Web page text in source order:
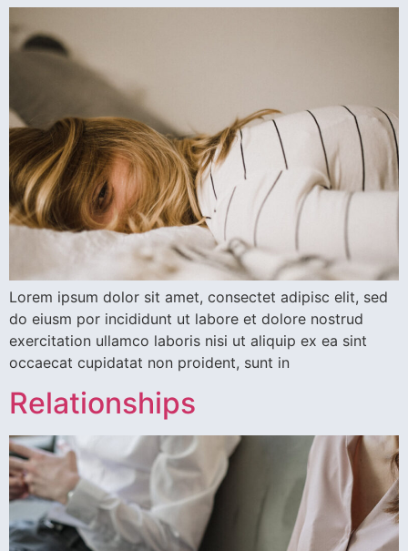
Lorem ipsum dolor sit amet, consectet adipisc elit, sed
do eiusm por incididunt ut labore et dolore nostrud
exercitation ullamco laboris nisi ut aliquip ex ea sint
occaecat cupidatat non proident, sunt in
Relationships